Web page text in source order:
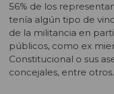
56% de los
tenía algún tipo de
de la militancia en
públicos, como ex
Constitucional o sus
concejales, entre otros.